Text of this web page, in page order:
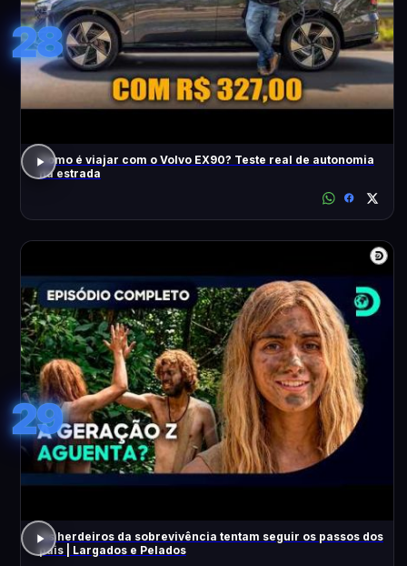
28
Como é viajar com o Volvo EX90? Teste real de autonomia
na estrada
29
Os herdeiros da sobrevivência tentam seguir os passos dos
pais | Largados e Pelados